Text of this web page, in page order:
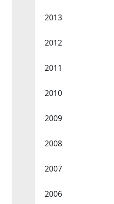
2013
2012
2011
2010
2009
2008
2007
2006